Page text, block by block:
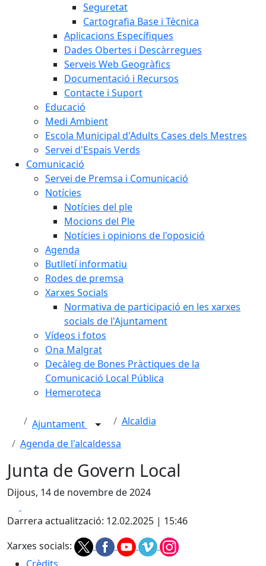
Seguretat
Cartografia Base i Tècnica
Aplicacions Específiques
Dades Obertes i Descàrregues
Serveis Web Geogràfics
Documentació i Recursos
Contacte i Suport
Educació
Medi Ambient
Escola Municipal d'Adults Cases dels Mestres
Servei d'Espais Verds
Comunicació
Servei de Premsa i Comunicació
Notícies
Notícies del ple
Mocions del Ple
Notícies i opinions de l'oposició
Agenda
Butlletí informatiu
Rodes de premsa
Xarxes Socials
Normativa de participació en les xarxes
socials de l'Ajuntament
Vídeos i fotos
Ona Malgrat
Decàleg de Bones Pràctiques de la
Comunicació Local Pública
Hemeroteca
Ajuntament
Alcaldia
Agenda de l'alcaldessa
Junta de Govern Local
Dijous, 14 de novembre de 2024
Darrera actualització: 12.02.2025 | 15:46
Xarxes socials: